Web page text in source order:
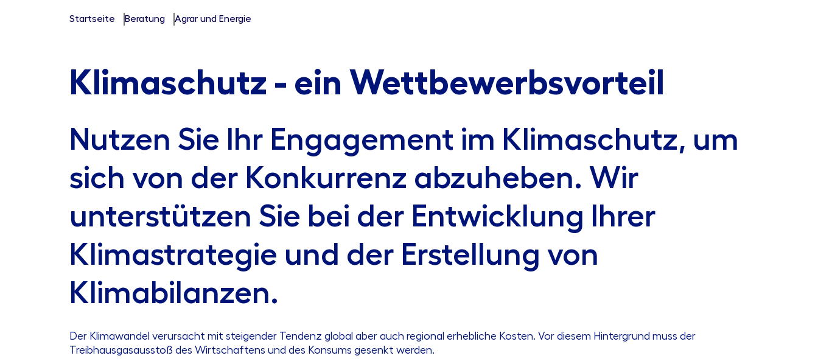
Startseite Beratung Agrar und Energie
Klimaschutz - ein Wettbewerbsvorteil
Nutzen Sie Ihr Engagement im Klimaschutz, um
sich von der Konkurrenz abzuheben. Wir
unterstützen Sie bei der Entwicklung Ihrer
Klimastrategie und der Erstellung von
Klimabilanzen.
Der Klimawandel verursacht mit steigender Tendenz global aber auch regional erhebliche Kosten. Vor diesem Hintergrund muss der
Treibhausgasausstoß des Wirtschaftens und des Konsums gesenkt werden.